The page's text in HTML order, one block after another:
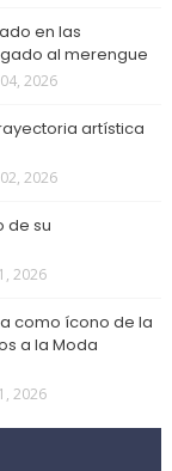
en las
al merengue
2026
artística
2026
de su
2026
como ícono de la
a la Moda
2026